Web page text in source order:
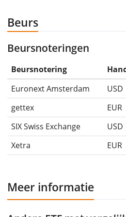
Beurs
Beursnoteringen
Beursnotering
Euronext Amsterdam
USD
gettex
EUR
SIX Swiss Exchange
USD
Xetra
EUR
Meer informatie